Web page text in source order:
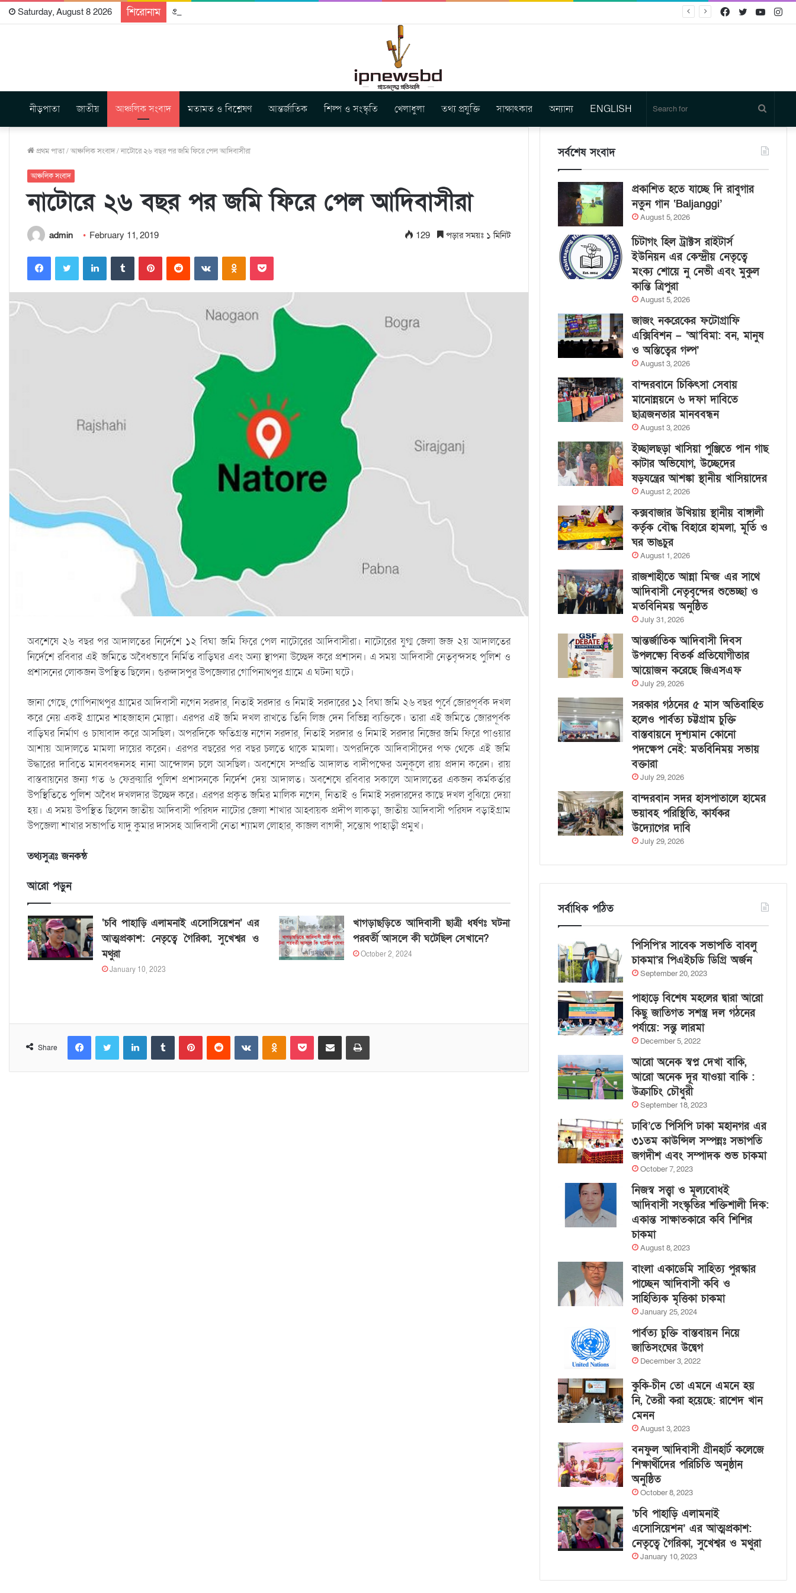
Saturday, August 8 2026 শিরোনাম প্রকাশিত হতে যাচ্ছে দি রাবুগার নতুন গান ‘Baljanggi’ Twitter
Facebook
নীড়পাতা জাতীয় আঞ্চলিক সংবাদ মতামত ও বিশ্লেষণ আন্তর্জাতিক শিল্প ও সংস্কৃতি খেলাধুলা তথ্য প্রযুক্তি সাক্ষাৎকার অন্যান্য ENGLISH
for
প্রথম পাতা/আঞ্চলিক সংবাদ/নাটোরে ২৬ বছর পর জমি ফিরে পেল আদিবাসীরা
আঞ্চলিক সংবাদ
নাটোরে ২৬ বছর পর জমি ফিরে পেল আদিবাসীরা
admin February 11, 2019 129 পড়ার সময়ঃ ১ মিনিট
অবশেষে ২৬ বছর পর আদালতের নির্দেশে ১২ বিঘা জমি ফিরে পেল নাটোরের আদিবাসীরা। নাটোরের যুগ্ম জেলা জজ ২য় আদালতের
নির্দেশে রবিবার এই জমিতে অবৈধভাবে নির্মিত বাড়িঘর এবং অন্য স্থাপনা উচ্ছেদ করে প্রশাসন। এ সময় আদিবাসী নেতৃবৃন্দসহ পুলিশ ও
প্রশাসনের লোকজন উপস্থিত ছিলেন। গুরুদাসপুর উপজেলার গোপিনাথপুর গ্রামে এ ঘটনা ঘটে।
জানা গেছে, গোপিনাথপুর গ্রামের আদিবাসী নগেন সরদার, নিতাই সরদার ও নিমাই সরদারের ১২ বিঘা জমি ২৬ বছর পূর্বে জোরপূর্বক দখল
করে নেয় একই গ্রামের শাহজাহান মোল্লা। এরপর এই জমি দখল রাখতে তিনি লিজ দেন বিভিন্ন ব্যক্তিকে। তারা এই জমিতে জোরপূর্বক
বাড়িঘর নির্মাণ ও চাষাবাদ করে আসছিল। অপরদিকে ক্ষতিগ্রস্ত নগেন সরদার, নিতাই সরদার ও নিমাই সরদার নিজের জমি ফিরে পাওয়ার
আশায় আদালতে মামলা দায়ের করেন। এরপর বছরের পর বছর চলতে থাকে মামলা। অপরদিকে আদিবাসীদের পক্ষ থেকে এই জমি
উদ্ধারের দাবিতে মানববন্ধনসহ নানা আন্দোলন চলে আসছিল। অবশেষে সম্প্রতি আদালত বাদীপক্ষের অনুকূলে রায় প্রদান করেন। রায়
বাস্তবায়নের জন্য গত ৬ ফেব্রুয়ারি পুলিশ প্রশাসনকে নির্দেশ দেয় আদালত। অবশেষে রবিবার সকালে আদালতের একজন কর্মকর্তার
উপস্থিতিতে পুলিশ অবৈধ দখলদার উচ্ছেদ করে। এরপর প্রকৃত জমির মালিক নগেন, নিতাই ও নিমাই সরদারদের কাছে দখল বুঝিয়ে দেয়া
হয়। এ সময় উপস্থিত ছিলেন জাতীয় আদিবাসী পরিষদ নাটোর জেলা শাখার আহ্বায়ক প্রদীপ লাকড়া, জাতীয় আদিবাসী পরিষদ বড়াইগ্রাম
উপজেলা শাখার সভাপতি যাদু কুমার দাসসহ আদিবাসী নেতা শ্যামল লোহার, কাজল বাগদী, সন্তোষ পাহাড়ী প্রমুখ।
তথ্যসুত্রঃ জনকন্ঠ
আরো পড়ুন
‘চবি পাহাড়ি এলামনাই এসোসিয়েশন’ এর
আত্মপ্রকাশ: নেতৃত্বে গৈরিকা, সুখেশ্বর ও
মথুরা
January 10, 2023
খাগড়াছড়িতে আদিবাসী ছাত্রী ধর্ষণঃ ঘটনা
পরবর্তী আসলে কী ঘটেছিল সেখানে?
October 2, 2024
Share
সর্বশেষ সংবাদ
প্রকাশিত হতে যাচ্ছে দি রাবুগার
নতুন গান ‘Baljanggi’
August 5, 2026
চিটাগং হিল ট্রাক্টস রাইটার্স
ইউনিয়ন এর কেন্দ্রীয় নেতৃত্বে
মংক্য শোয়ে নু নেভী এবং মুকুল
কান্তি ত্রিপুরা
August 5, 2026
জাজং নকরেকের ফটোগ্রাফি
এক্সিবিশন – ‘আ’বিমা: বন, মানুষ
ও অস্তিত্বের গল্প’
August 3, 2026
বান্দরবানে চিকিৎসা সেবায়
মানোন্নয়নে ৬ দফা দাবিতে
ছাত্রজনতার মানববন্ধন
August 3, 2026
ইচ্ছালছড়া খাসিয়া পুঞ্জিতে পান গাছ
কাটার অভিযোগ, উচ্ছেদের
ষড়যন্ত্রের আশঙ্কা স্থানীয় খাসিয়াদের
August 2, 2026
কক্সবাজার উখিয়ায় স্থানীয় বাঙ্গালী
কর্তৃক বৌদ্ধ বিহারে হামলা, মূর্তি ও
ঘর ভাঙচুর
August 1, 2026
রাজশাহীতে আন্না মিন্জ এর সাথে
আদিবাসী নেতৃবৃন্দের শুভেচ্ছা ও
মতবিনিময় অনুষ্ঠিত
July 31, 2026
আন্তর্জাতিক আদিবাসী দিবস
উপলক্ষ্যে বিতর্ক প্রতিযোগীতার
আয়োজন করেছে জিএসএফ
July 29, 2026
সরকার গঠনের ৫ মাস অতিবাহিত
হলেও পার্বত্য চট্টগ্রাম চুক্তি
বাস্তবায়নে দৃশ্যমান কোনো
পদক্ষেপ নেই: মতবিনিময় সভায়
বক্তারা
July 29, 2026
বান্দরবান সদর হাসপাতালে হামের
ভয়াবহ পরিস্থিতি, কার্যকর
উদ্যোগের দাবি
July 29, 2026
সর্বাধিক পঠিত
পিসিপি’র সাবেক সভাপতি বাবলু
চাকমা’র পিএইচডি ডিগ্রি অর্জন
September 20, 2023
পাহাড়ে বিশেষ মহলের দ্বারা আরো
কিছু জাতিগত সশস্ত্র দল গঠনের
পর্যায়ে: সন্তু লারমা
December 5, 2022
আরো অনেক স্বপ্ন দেখা বাকি,
আরো অনেক দূর যাওয়া বাকি :
উক্রাচিং চৌধুরী
September 18, 2023
ঢাবি’তে পিসিপি ঢাকা মহানগর এর
৩১তম কাউন্সিল সম্পন্নঃ সভাপতি
জগদীশ এবং সম্পাদক শুভ চাকমা
October 7, 2023
নিজস্ব সত্ত্বা ও মূল্যবোধই
আদিবাসী সংস্কৃতির শক্তিশালী দিক:
একান্ত সাক্ষাতকারে কবি শিশির
চাকমা
August 8, 2023
বাংলা একাডেমি সাহিত্য পুরস্কার
পাচ্ছেন আদিবাসী কবি ও
সাহিত্যিক মৃত্তিকা চাকমা
January 25, 2024
পার্বত্য চুক্তি বাস্তবায়ন নিয়ে
জাতিসংঘের উদ্বেগ
December 3, 2022
কুকি-চীন তো এমনে এমনে হয়
নি, তৈরী করা হয়েছে: রাশেদ খান
মেনন
August 3, 2023
বনফুল আদিবাসী গ্রীনহার্ট কলেজে
শিক্ষার্থীদের পরিচিতি অনুষ্ঠান
অনুষ্ঠিত
October 8, 2023
‘চবি পাহাড়ি এলামনাই
এসোসিয়েশন’ এর আত্মপ্রকাশ:
নেতৃত্বে গৈরিকা, সুখেশ্বর ও মথুরা
January 10, 2023